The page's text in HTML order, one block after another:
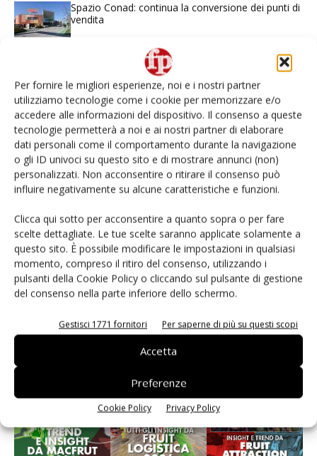
Per fornire le migliori esperienze, noi e i nostri partner
utilizziamo tecnologie come i cookie per memorizzare e/o
accedere alle informazioni del dispositivo. Il consenso a queste
tecnologie permetterà a noi e ai nostri partner di elaborare
dati personali come il comportamento durante la navigazione
o gli ID univoci su questo sito e di mostrare annunci (non)
personalizzati. Non acconsentire o ritirare il consenso può
influire negativamente su alcune caratteristiche e funzioni.
Clicca qui sotto per acconsentire a quanto sopra o per fare
scelte dettagliate. Le tue scelte saranno applicate solamente a
questo sito. È possibile modificare le impostazioni in qualsiasi
momento, compreso il ritiro del consenso, utilizzando i
pulsanti della Cookie Policy o cliccando sul pulsante di gestione
del consenso nella parte inferiore dello schermo.
Gestisci 1771 fornitori Per saperne di più su questi scopi
Accetta
Preferenze
Cookie Policy Privacy Policy
Spazio Conad: continua la conversione dei punti di
vendita
Non è una susina: è Metis… e può rivoluzionare la
Andamento prezzi ortofrutta in Italia al 27 luglio
2026
Leonardo Odorizzi: “Dobbiamo creare stupore nel
punto di vendita” #vocidellortofrutta
L’ortofrutta di Extra Supermercati tra localismo e
Ai #Repartofresh